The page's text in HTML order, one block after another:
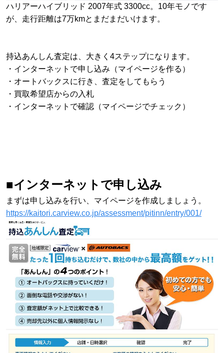
ハリアーハイブリッド 2007年式 3300cc。10年モノです
が、走行距離は7万kmとまだまだいけます。
持込あんしん査定は、大きく4ステップになります。
・インターネットで申し込み（マイページを作る）
・オートバックスに行き、査定をしてもらう
・買取希望店からの入札
・インターネットで確認（マイページでチェック）
■インターネットで申し込み
まずは申し込みを行い、マイページを作成しましょう。
https://kaitori.carview.co.jp/assessment/pitinn/entry/001/